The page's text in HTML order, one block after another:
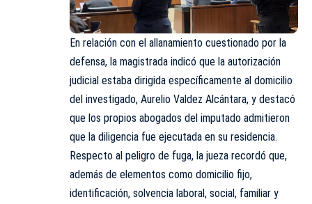
En relación con el allanamiento cuestionado por la
defensa, la magistrada indicó que la autorización
judicial estaba dirigida específicamente al domicilio
del investigado, Aurelio Valdez Alcántara, y destacó
que los propios abogados del imputado admitieron
que la diligencia fue ejecutada en su residencia.
Respecto al peligro de fuga, la jueza recordó que,
además de elementos como domicilio fijo,
identificación, solvencia laboral, social, familiar y